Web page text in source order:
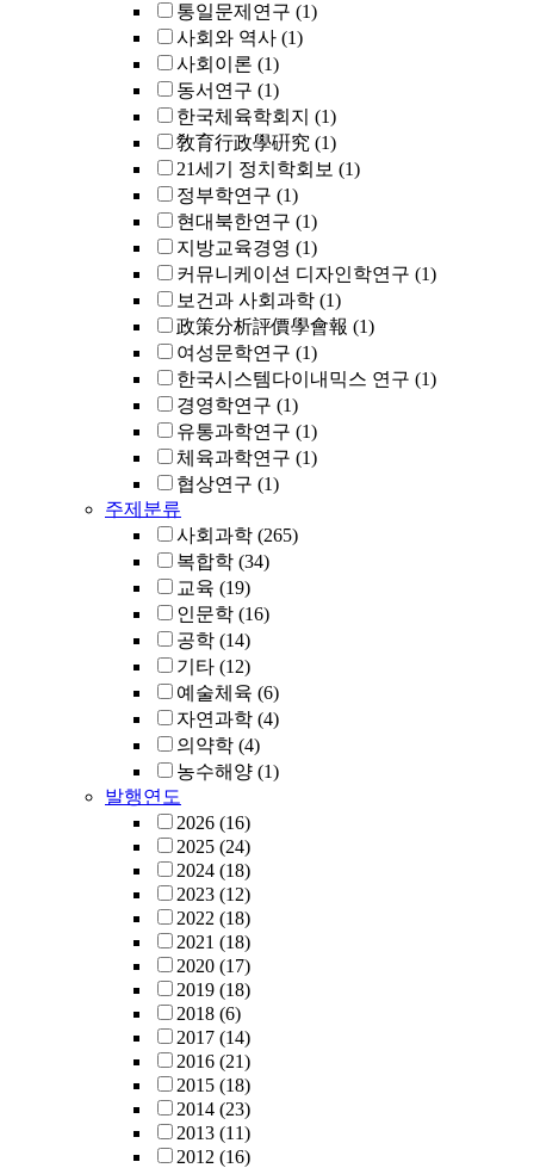
통일문제연구 (1)
사회와 역사 (1)
사회이론 (1)
동서연구 (1)
한국체육학회지 (1)
敎育行政學硏究 (1)
21세기 정치학회보 (1)
정부학연구 (1)
현대북한연구 (1)
지방교육경영 (1)
커뮤니케이션 디자인학연구 (1)
보건과 사회과학 (1)
政策分析評價學會報 (1)
여성문학연구 (1)
한국시스템다이내믹스 연구 (1)
경영학연구 (1)
유통과학연구 (1)
체육과학연구 (1)
협상연구 (1)
주제분류
사회과학 (265)
복합학 (34)
교육 (19)
인문학 (16)
공학 (14)
기타 (12)
예술체육 (6)
자연과학 (4)
의약학 (4)
농수해양 (1)
발행연도
2026 (16)
2025 (24)
2024 (18)
2023 (12)
2022 (18)
2021 (18)
2020 (17)
2019 (18)
2018 (6)
2017 (14)
2016 (21)
2015 (18)
2014 (23)
2013 (11)
2012 (16)